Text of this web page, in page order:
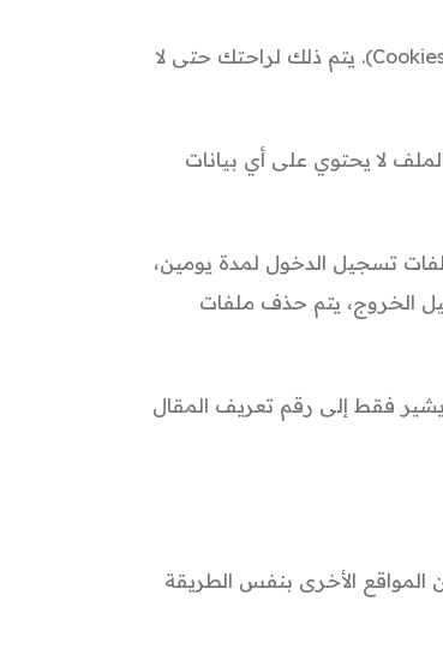
إذا قمت بترك تعليق على موقعنا، يمكنك اختيار حفظ اسمك وعنوان بريدك الإلكتروني وموقعك الإلكتروني داخل ملفات تعريف الارتباط (Cookies). يتم ذلك لراحتك حتى لا
لا يحتوي على أي بيانات
تسجيل الدخول لمدة يومين،
الخروج، يتم حذف ملفات
فقط إلى رقم تعريف المقال
الأخرى بنفس الطريقة